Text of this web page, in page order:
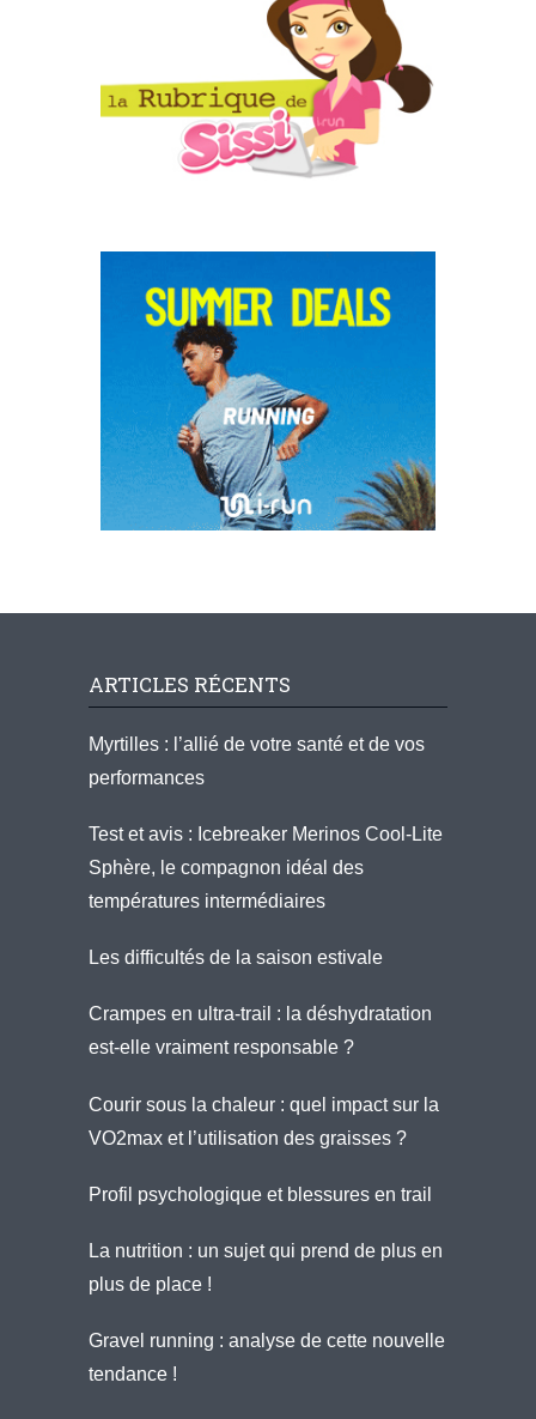
ARTICLES RÉCENTS
Myrtilles : l’allié de votre santé et de vos
performances
Test et avis : Icebreaker Merinos Cool-Lite
Sphère, le compagnon idéal des
températures intermédiaires
Les difficultés de la saison estivale
Crampes en ultra-trail : la déshydratation
est-elle vraiment responsable ?
Courir sous la chaleur : quel impact sur la
VO2max et l’utilisation des graisses ?
Profil psychologique et blessures en trail
La nutrition : un sujet qui prend de plus en
plus de place !
Gravel running : analyse de cette nouvelle
tendance !